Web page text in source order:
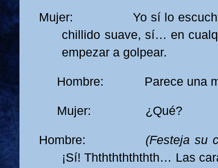
Mujer: Yo sí lo escucho,
chillido suave, sí… en
empezar a golpear.
Hombre: Parece una
Mujer: ¿Qué?
Hombre: (Festeja su
¡Sí! Ththththththth… Las